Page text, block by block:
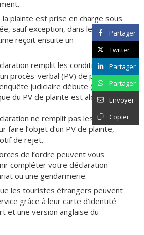
plainte est prise en charge sous
sauf exception, dans les 7 jours
reçoit ensuite un
remplit les conditions pour
procès-verbal (PV) de plainte,
judiciaire débute (une
du PV de plainte est alors
ne remplit pas les
faire l’objet d’un PV de plainte,
de rejet.
de l’ordre peuvent vous
compléter votre déclaration
ou une gendarmerie.
les touristes étrangers peuvent
grâce à leur carte d’identité
et une version anglaise du
Partager
Twitter
Partager
Partager
Envoyer
Copier